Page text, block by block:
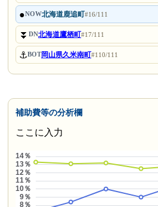
●NOW北海道鹿追町#16/111
⏬DN北海道鷹栖町#17/111
⚓BOT岡山県久米南町#110/111
補助費等の分析欄
ここに入力